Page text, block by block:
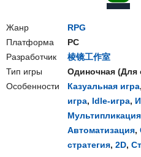
Жанр
RPG
Платформа
PC
Разработчик
棱镜工作室
Тип игры
Одиночная (Для
Особенности
Казуальная игра,
игра, Idle-игра,
Мультипликация
Автоматизация,
стратегия, 2D,